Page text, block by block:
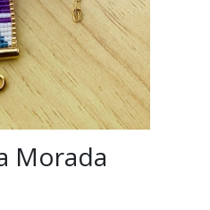
Morada